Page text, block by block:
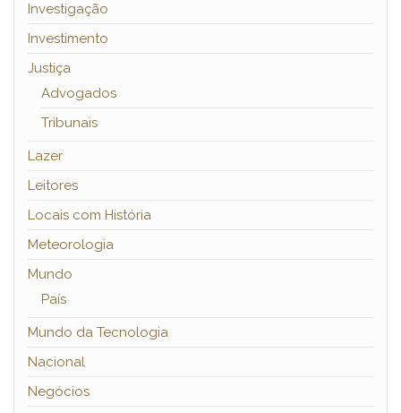
Investigação
Investimento
Justiça
Advogados
Tribunais
Lazer
Leitores
Locais com História
Meteorologia
Mundo
País
Mundo da Tecnologia
Nacional
Negócios